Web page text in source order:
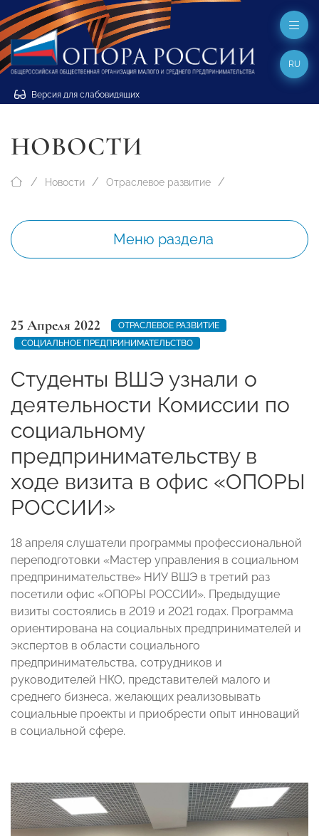
Версия для слабовидящих
RU
НОВОСТИ
Новости Отраслевое развитие
Меню раздела
25 Апреля 2022
ОТРАСЛЕВОЕ РАЗВИТИЕ
СОЦИАЛЬНОЕ ПРЕДПРИНИМАТЕЛЬСТВО
Студенты ВШЭ узнали о
деятельности Комиссии по
социальному
предпринимательству в
ходе визита в офис «ОПОРЫ
РОССИИ»
18 апреля слушатели программы профессиональной
переподготовки «Мастер управления в социальном
предпринимательстве» НИУ ВШЭ в третий раз
посетили офис «ОПОРЫ РОССИИ». Предыдущие
визиты состоялись в 2019 и 2021 годах. Программа
ориентирована на социальных предпринимателей и
экспертов в области социального
предпринимательства, сотрудников и
руководителей НКО, представителей малого и
среднего бизнеса, желающих реализовывать
социальные проекты и приобрести опыт инноваций
в социальной сфере.